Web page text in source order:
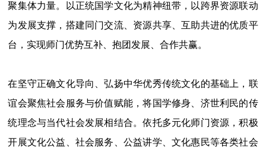
聚集体力量。以正统国学文化为精神纽带，以跨界资源联动
为发展支撑，搭建同门交流、资源共享、互助共进的优质平
台，实现师门优势互补、抱团发展、合作共赢。
在坚守正确文化导向、弘扬中华优秀传统文化的基础上，联
谊会聚焦社会服务与价值赋能，将国学修身、济世利民的传
统理念与当代社会发展相结合。依托多元化师门资源，积极
开展文化公益、社会服务、公益讲学、文化惠民等各类社会